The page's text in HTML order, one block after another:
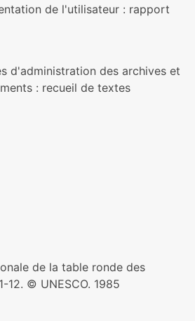
de l'utilisateur : rapport
d'administration des archives et
: recueil de textes
de la table ronde des
12. © UNESCO. 1985